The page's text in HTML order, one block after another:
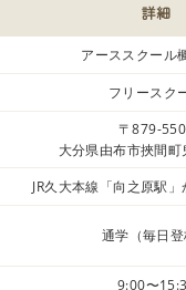
詳細
アーススクール
フリースク
〒879-
大分県由布市挾間
JR久大本線「向之原駅
通学（毎日登
9:00〜